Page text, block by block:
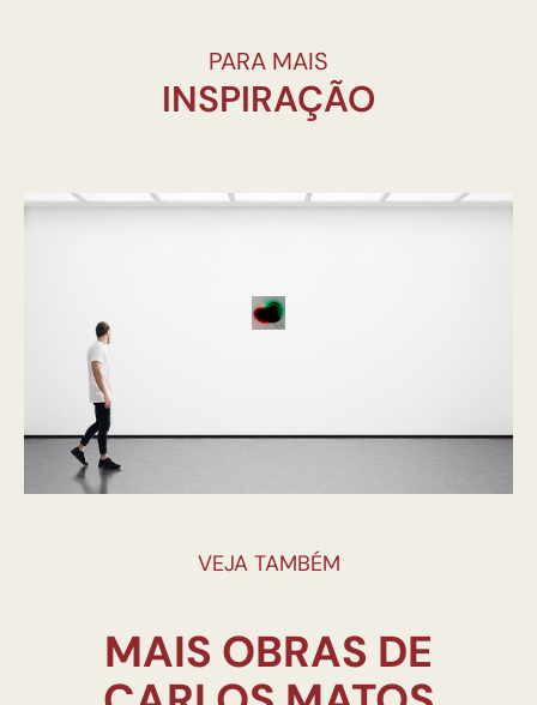
PARA MAIS
INSPIRAÇÃO
VEJA TAMBÉM
MAIS OBRAS DE